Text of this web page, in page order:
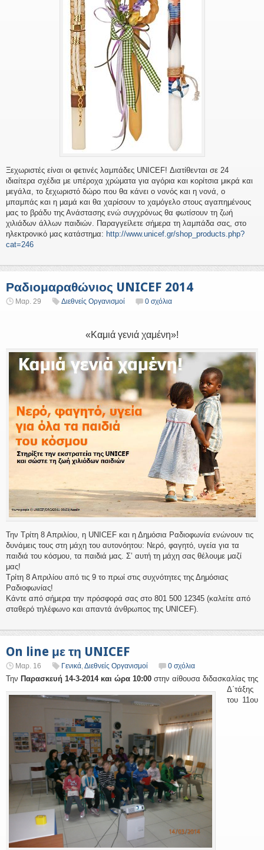
Ξεχωριστές είναι οι φετινές λαμπάδες UNICEF! Διατίθενται σε 24
ιδιαίτερα σχέδια με υπέροχα χρώματα για αγόρια και κορίτσια μικρά και
μεγάλα, το ξεχωριστό δώρο που θα κάνει ο νονός και η νονά, ο
μπαμπάς και η μαμά και θα χαρίσουν το χαμόγελο στους αγαπημένους
μας το βράδυ της Ανάστασης ενώ συγχρόνως θα φωτίσουν τη ζωή
χιλιάδων άλλων παιδιών. Παραγγείλετε σήμερα τη λαμπάδα σας, στο
ηλεκτρονικό μας κατάστημα: http://www.unicef.gr/shop_products.php?
cat=246
Ραδιομαραθώνιος UNICEF 2014
Μαρ. 29 Διεθνείς Οργανισμοί 0 σχόλια
«Καμιά γενιά χαμένη»!
Την Τρίτη 8 Απριλίου, η UNICEF και η Δημόσια Ραδιοφωνία ενώνουν τις
δυνάμεις τους στη μάχη του αυτονόητου: Νερό, φαγητό, υγεία για τα
παιδιά του κόσμου, τα παιδιά μας. Σ’ αυτή τη μάχη σας θέλουμε μαζί
μας!
Τρίτη 8 Απριλίου από τις 9 το πρωί στις συχνότητες της Δημόσιας
Ραδιοφωνίας!
Κάντε από σήμερα την πρόσφορά σας στο 801 500 12345 (καλείτε από
σταθερό τηλέφωνο και απαντά άνθρωπος της UNICEF).
On line με τη UNICEF
Μαρ. 16 Γενικά,Διεθνείς Οργανισμοί 0 σχόλια
Την Παρασκευή 14-3-2014 και ώρα 10:00 στην αίθουσα διδασκαλίας της
Δ΄τάξης
του 11ου